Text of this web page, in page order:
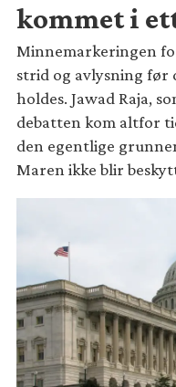
kommet i
Minnemarkeringen
strid og avlysning før
holdes. Jawad Raja,
debatten kom altfor
den egentlige
Maren ikke blir